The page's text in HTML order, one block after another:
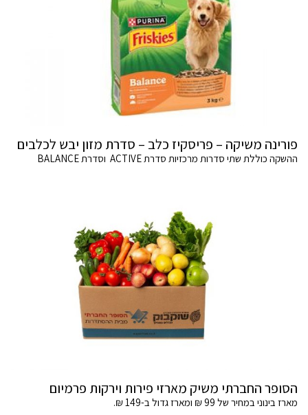
פורינה משיקה – פריסקיז כלב – סדרת מזון יבש לכלבים
ההשקה כוללת שתי סדרות מרכזיות סדרת ACTIVE וסדרת BALANCE
הסופר החברתי משיק מארזי פירות וירקות פרמיום
מארז בינוני במחיר של 99 ₪ ומארז גדול ב-149 ₪.